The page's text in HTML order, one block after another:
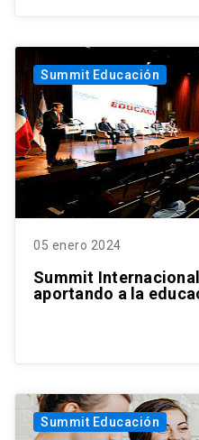
Summit Educación
05 enero 2024
Summit
aportando a la
Summit Educación